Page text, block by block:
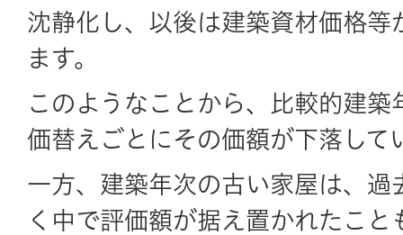
沈静化し、以後は建築資材価格等
ます。
このようなことから、比較的建築
価替えごとにその価額が下落して
一方、建築年次の古い家屋は、過
く中で評価額が据え置かれたこと